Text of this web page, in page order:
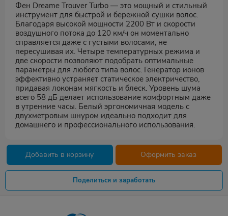
Фен Dreame Trouver Turbo — это мощный и стильный
инструмент для быстрой и бережной сушки волос.
Благодаря высокой мощности 2200 Вт и скорости
воздушного потока до 120 км/ч он моментально
справляется даже с густыми волосами, не
пересушивая их. Четыре температурных режима и
две скорости позволяют подобрать оптимальные
параметры для любого типа волос. Генератор ионов
эффективно устраняет статическое электричество,
придавая локонам мягкость и блеск. Уровень шума
всего 58 дБ делает использование комфортным даже
в утренние часы. Белый эргономичная модель с
двухметровым шнуром идеально подходит для
домашнего и профессионального использования.
Добавить в корзину Оформить заказ
Поделиться и заработать